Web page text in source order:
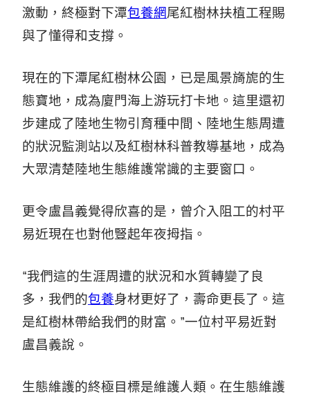
激動，終極對下潭包養網尾紅樹林扶植工程賜
與了懂得和支撐。
現在的下潭尾紅樹林公園，已是風景旖旎的生
態寶地，成為廈門海上游玩打卡地。這里還初
步建成了陸地生物引育種中間、陸地生態周遭
的狀況監測站以及紅樹林科普教導基地，成為
大眾清楚陸地生態維護常識的主要窗口。
更令盧昌義覺得欣喜的是，曾介入阻工的村平
易近現在也對他豎起年夜拇指。
“我們這的生涯周遭的狀況和水質轉變了良
多，我們的包養身材更好了，壽命更長了。這
是紅樹林帶給我們的財富。”一位村平易近對
盧昌義說。
生態維護的終極目標是維護人類。在生態維護